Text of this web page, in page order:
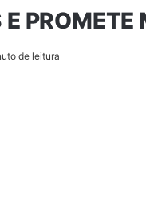
de leitura